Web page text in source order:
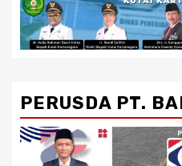
PERUSDA PT.